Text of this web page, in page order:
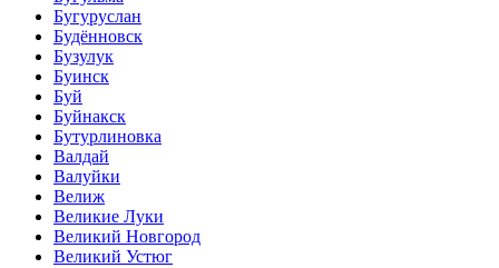
Бугуруслан
Будённовск
Бузулук
Буинск
Буй
Буйнакск
Бутурлиновка
Валдай
Валуйки
Велиж
Великие Луки
Великий Новгород
Великий Устюг